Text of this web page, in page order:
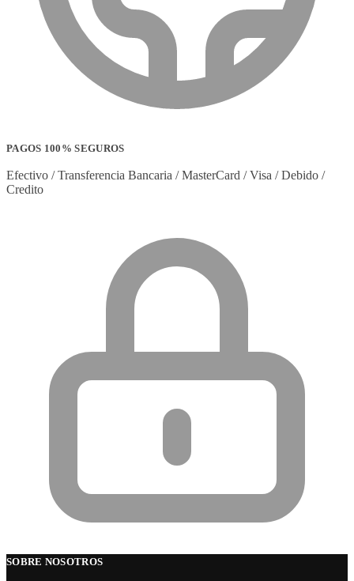
PAGOS 100% SEGUROS
Efectivo / Transferencia Bancaria / MasterCard / Visa / Debido /
Credito
SOBRE NOSOTROS